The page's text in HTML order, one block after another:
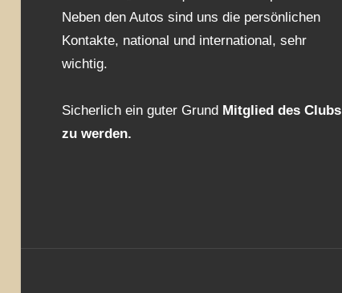
Neben den Autos sind uns die persönlichen
Kontakte, national und international, sehr
wichtig.
Sicherlich ein guter Grund Mitglied des Clubs
zu werden.